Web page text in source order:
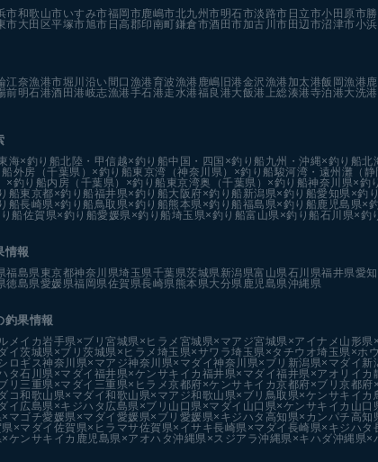
市和歌山市いすみ市福岡市鹿嶋市北九州市明石市淡路市 日立市小田原市
市大田区平塚市旭市 日高郡印南町鎌倉市酒田市加古川市田辺市沼津市小
江奈漁港市堀川沿い 間口漁港育波漁港 鹿嶋旧港金沢漁港 加太港飯岡漁港
前明石港酒田港岐志漁港手石港走水港福良港大飯港 上総湊港寺泊港大洗港
海×釣り船北陸・甲信越×釣り船中国・四国×釣り船 九州・沖縄×釣り船北
外房（千葉県）×釣り船東京湾（神奈川県）×釣り船駿河湾・遠州灘（
×釣り船内房（千葉県）×釣り船 東京湾奥（千葉県）×釣り船神奈川県×釣
船東京都×釣り船福井県×釣り船大阪府×釣り船 新潟県×釣り船愛知県×釣
船長崎県×釣り船 鳥取県×釣り船熊本県×釣り船福島県×釣り船 鹿児島県×
船佐賀県×釣り船愛媛県×釣り船埼玉県×釣り船富山県×釣り船石川県×釣
情報
福島県 東京都神奈川県埼玉県千葉県茨城県 新潟県富山県石川県福井県愛
徳島県愛媛県福岡県佐賀県長崎県 熊本県大分県 鹿児島県沖縄県
釣果情報
メイカ 岩手県×ブリ 宮城県×ヒラメ 宮城県×マアジ宮城県×アイナメ 山形県
イ茨城県×ブリ 茨城県×ヒラメ 埼玉県×サワラ埼玉県×タチウオ埼玉県×ホ
ロギス神奈川県×マアジ神奈川県×マダイ神奈川県×ブリ 新潟県×マダイ 新
タ石川県×マダイ 福井県×ケンサキイカ 福井県×マダイ福井県×アオリイカ
リ 三重県×マダイ 三重県×ヒラメ京都府×ケンサキイカ京都府×ブリ 京都府
コ和歌山県×マダイ和歌山県×マアジ和歌山県×ブリ 鳥取県×ケンサキイカ
イ 広島県×キジハタ 広島県×ブリ 山口県×マダイ 山口県×ケンサキイカ 山口
マゴチ愛媛県×マダイ 愛媛県×ブリ 愛媛県×キジハタ 高知県×カンパチ高知
×マダイ 佐賀県×ヒラマサ佐賀県×イサキ長崎県×マダイ 長崎県×キジハタ
ケンサキイカ 鹿児島県×アオハタ沖縄県×スジアラ沖縄県×キハダ沖縄県×